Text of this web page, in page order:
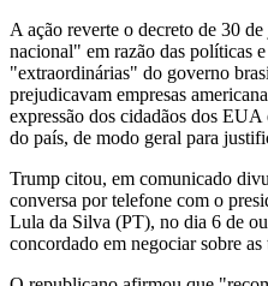
A ação reverte o decreto de 30
nacional" em razão das políticas
"extraordinárias" do governo
prejudicavam empresas
expressão dos cidadãos dos
do país, de modo geral para
Trump citou, em comunicado
conversa por telefone com o
Lula da Silva (PT), no dia 6 de
concordado em negociar sobre as